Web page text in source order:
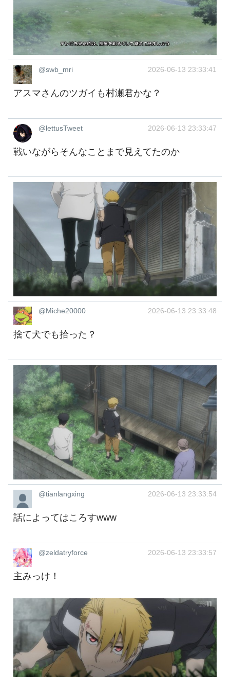
@swb_mri 2026-06-13 23:33:41
アスマさんのツガイも村瀬君かな？
@lettusTweet 2026-06-13 23:33:47
戦いながらそんなことまで見えてたのか
@Miche20000 2026-06-13 23:33:48
捨て犬でも拾った？
@tianlangxing 2026-06-13 23:33:54
話によってはころすwww
@zeldatryforce 2026-06-13 23:33:57
主みっけ！